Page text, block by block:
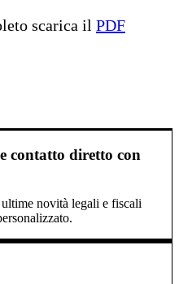
scarica il PDF
contatto diretto con
novità legali e fiscali